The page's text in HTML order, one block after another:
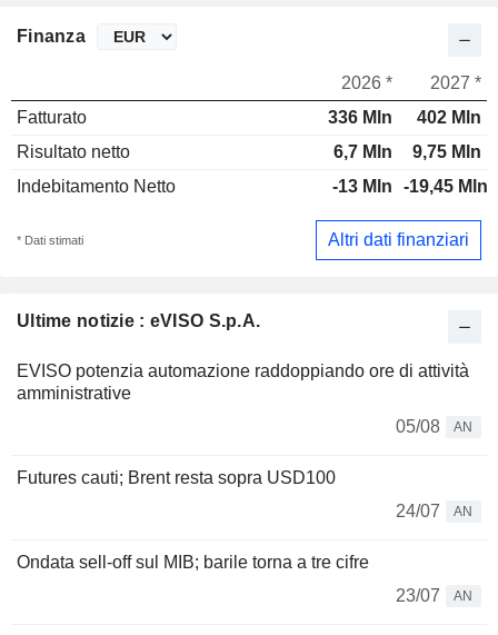
Ultime notizie : eVISO S.p.A.
EVISO potenzia automazione raddoppiando ore di attività
amministrative
05/08
AN
Futures cauti; Brent resta sopra USD100
24/07
AN
Ondata sell-off sul MIB; barile torna a tre cifre
23/07
AN
Finanza
2026 *
2027 *
Fatturato
336 Mln
402 Mln
Risultato netto
6,7 Mln
9,75 Mln
Indebitamento Netto
-13 Mln -19,45 Mln
* Dati stimati Altri dati finanziari